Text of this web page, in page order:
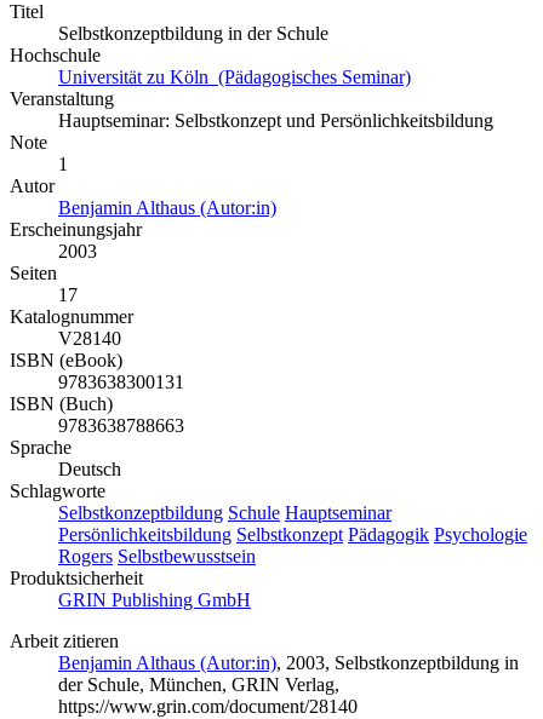
Titel
Selbstkonzeptbildung in der Schule
Hochschule
Universität zu Köln (Pädagogisches Seminar)
Veranstaltung
Hauptseminar: Selbstkonzept und Persönlichkeitsbildung
Note
1
Autor
Benjamin Althaus (Autor:in)
Erscheinungsjahr
2003
Seiten
17
Katalognummer
V28140
ISBN (eBook)
9783638300131
ISBN (Buch)
9783638788663
Sprache
Deutsch
Schlagworte
Selbstkonzeptbildung Schule Hauptseminar
Persönlichkeitsbildung Selbstkonzept Pädagogik Psychologie
Rogers Selbstbewusstsein
Produktsicherheit
GRIN Publishing GmbH
Arbeit zitieren
Benjamin Althaus (Autor:in), 2003, Selbstkonzeptbildung in
der Schule, München, GRIN Verlag,
https://www.grin.com/document/28140